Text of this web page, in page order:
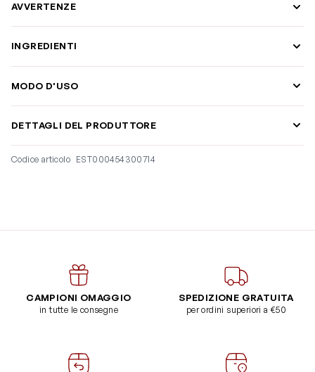
AVVERTENZE
INGREDIENTI
MODO D'USO
DETTAGLI DEL PRODUTTORE
Codice articolo EST000454300714
CAMPIONI OMAGGIO
in tutte le consegne
SPEDIZIONE GRATUITA
per ordini superiori a €50